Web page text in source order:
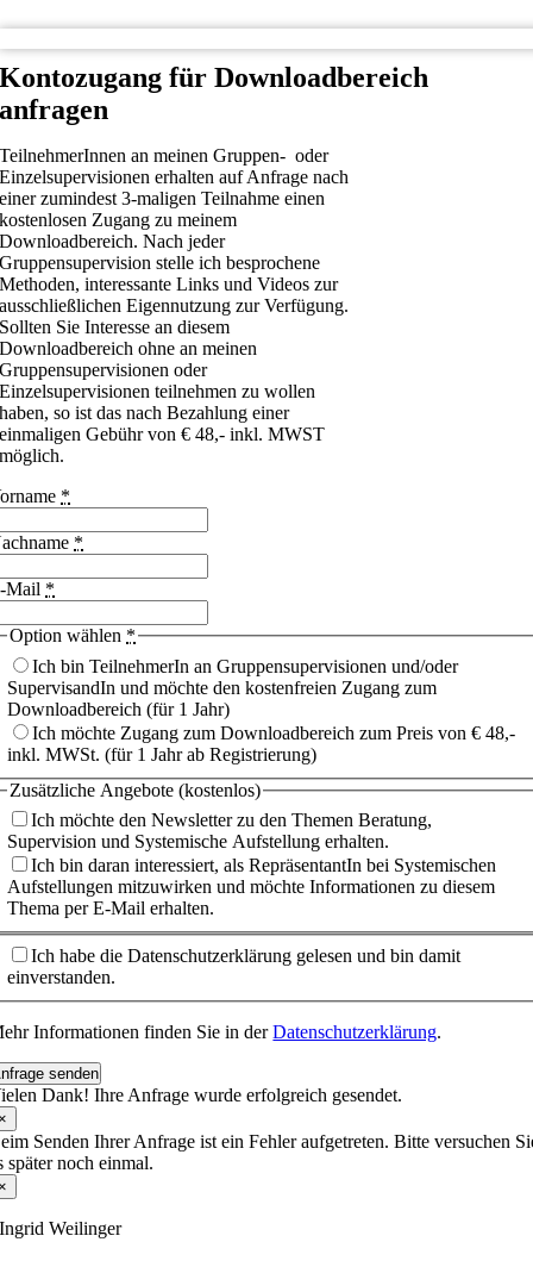
Kontozugang für Downloadbereich
anfragen
TeilnehmerInnen an meinen Gruppen- oder
Einzelsupervisionen erhalten auf Anfrage nach
einer zumindest 3-maligen Teilnahme einen
kostenlosen Zugang zu meinem
Downloadbereich. Nach jeder
Gruppensupervision stelle ich besprochene
Methoden, interessante Links und Videos zur
ausschließlichen Eigennutzung zur Verfügung.
Sollten Sie Interesse an diesem
Downloadbereich ohne an meinen
Gruppensupervisionen oder
Einzelsupervisionen teilnehmen zu wollen
haben, so ist das nach Bezahlung einer
einmaligen Gebühr von € 48,- inkl. MWST
möglich.
*
*
Mail *
Option wählen *
Ich bin TeilnehmerIn an Gruppensupervisionen und/oder
SupervisandIn und möchte den kostenfreien Zugang zum
Downloadbereich (für 1 Jahr)
Ich möchte Zugang zum Downloadbereich zum Preis von € 48,-
inkl. MWSt. (für 1 Jahr ab Registrierung)
Zusätzliche Angebote (kostenlos)
Ich möchte den Newsletter zu den Themen Beratung,
Supervision und Systemische Aufstellung erhalten.
Ich bin daran interessiert, als RepräsentantIn bei Systemischen
Aufstellungen mitzuwirken und möchte Informationen zu diesem
Thema per E-Mail erhalten.
Ich habe die Datenschutzerklärung gelesen und bin damit
einverstanden.
Informationen finden Sie in derDatenschutzerklärung.
senden
Dank! Ihre Anfrage wurde erfolgreich gesendet.
Senden Ihrer Anfrage ist ein Fehler aufgetreten. Bitte versuchen
später noch einmal.
Ingrid Weilinger